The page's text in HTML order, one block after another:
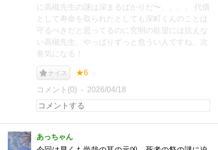
に高槻先生の謎は深まるばかりだ〜、、、。 代償
として寿命を取られたとしても深町くんのことは
守るべきだと思ってるのに究明の欲望には抗えな
い高槻先生、やっぱりずっと危うい人ですね。次
巻気になる！
ナイス ★6
コメント(0) 2026/04/18
あっちゃん